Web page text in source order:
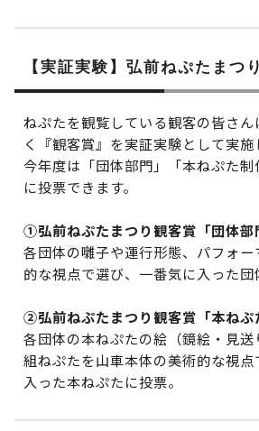
【実証実験】弘前ねぷたまつ
ねぷたを観覧している観客の皆さ
く『観客賞』を実証実験として実施
今年度は「団体部門」「本ねぷた
に投票できます。
①弘前ねぷたまつり観客賞「団体部
各団体の囃子や運行形態、パフォ
的な視点で選び、一番気に入った団
②弘前ねぷたまつり観客賞「本ねぷ
各団体の本ねぷたの絵（鏡絵・見
組ねぷたを山車本体の美術的な視
入った本ねぷたに投票。